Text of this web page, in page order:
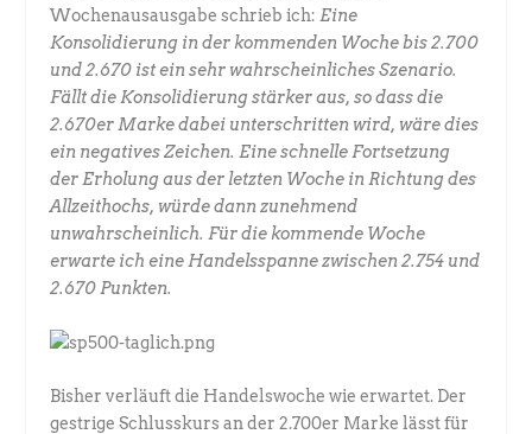
Wochenausausgabe schrieb ich: Eine
Konsolidierung in der kommenden Woche bis 2.700
und 2.670 ist ein sehr wahrscheinliches Szenario.
Fällt die Konsolidierung stärker aus, so dass die
2.670er Marke dabei unterschritten wird, wäre dies
ein negatives Zeichen. Eine schnelle Fortsetzung
der Erholung aus der letzten Woche in Richtung des
Allzeithochs, würde dann zunehmend
unwahrscheinlich. Für die kommende Woche
erwarte ich eine Handelsspanne zwischen 2.754 und
2.670 Punkten.
Bisher verläuft die Handelswoche wie erwartet. Der
gestrige Schlusskurs an der 2.700er Marke lässt für